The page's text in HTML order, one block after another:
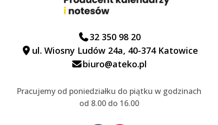
32 350 98 20
ul. Wiosny Ludów 24a, 40-374 Katowice
biuro@ateko.pl
Pracujemy od poniedziałku do piątku w godzinach
od 8.00 do 16.00